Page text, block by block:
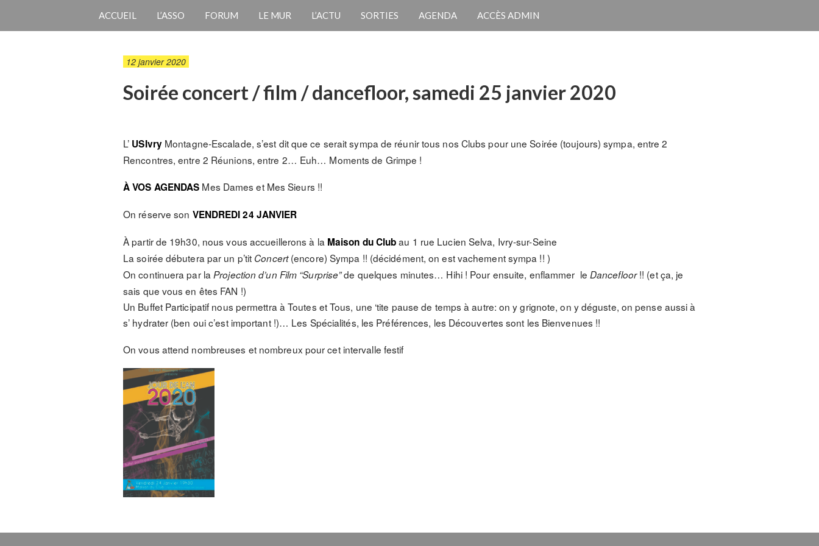
ACCUEIL L’ASSO FORUM LE MUR L’ACTU SORTIES AGENDA ACCÈS ADMIN
12 janvier 2020
Soirée concert / film / dancefloor, samedi 25 janvier 2020
L’ USIvryMontagne-Escalade, s’est dit que ce serait sympa de réunir tous nos Clubs pour une Soirée (toujours) sympa, entre 2
Rencontres, entre 2 Réunions, entre 2… Euh… Moments de Grimpe !
À VOS AGENDAS Mes Dames et Mes Sieurs !!
On réserve son VENDREDI 24 JANVIER
À partir de 19h30, nous vous accueillerons à la Maison du Clubau 1 rue Lucien Selva, Ivry-sur-Seine
La soirée débutera par un p’tit Concert(encore) Sympa !! (décidément, on est vachement sympa !! )
On continuera par la Projection d’un Film “Surprise”de quelques minutes… Hihi ! Pour ensuite, enflammer le Dancefloor!! (et ça, je
sais que vous en êtes FAN !)
Un Buffet Participatif nous permettra à Toutes et Tous, une ‘tite pause de temps à autre: on y grignote, on y déguste, on pense aussi à
s’ hydrater (ben oui c’est important !)… Les Spécialités, les Préférences, les Découvertes sont les Bienvenues !!
On vous attend nombreuses et nombreux pour cet intervalle festif